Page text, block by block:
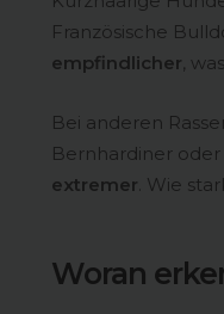
Französische
empfindlicher,
Bei anderen
Bernhardiner
extremer. Wie
Woran